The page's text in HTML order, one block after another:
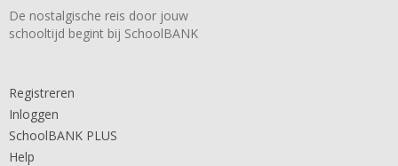
De nostalgische reis door jouw
schooltijd begint bij SchoolBANK
Registreren
Inloggen
SchoolBANK PLUS
Help